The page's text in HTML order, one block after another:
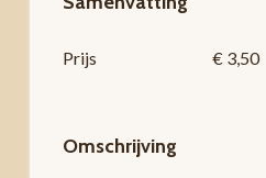
Prijs € 3,50
Omschrijving